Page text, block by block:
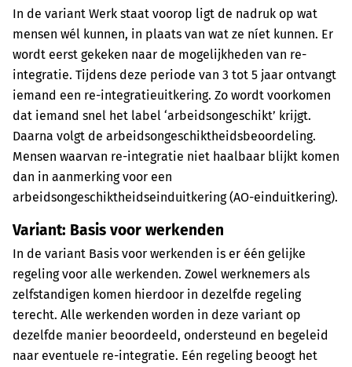
In de variant Werk staat voorop ligt de nadruk op wat
mensen wél kunnen, in plaats van wat ze níet kunnen. Er
wordt eerst gekeken naar de mogelijkheden van re-
integratie. Tijdens deze periode van 3 tot 5 jaar ontvangt
iemand een re-integratieuitkering. Zo wordt voorkomen
dat iemand snel het label ‘arbeidsongeschikt’ krijgt.
Daarna volgt de arbeidsongeschiktheidsbeoordeling.
Mensen waarvan re-integratie niet haalbaar blijkt komen
dan in aanmerking voor een
arbeidsongeschiktheidseinduitkering (AO-einduitkering).
Variant: Basis voor werkenden
In de variant Basis voor werkenden is er één gelijke
regeling voor alle werkenden. Zowel werknemers als
zelfstandigen komen hierdoor in dezelfde regeling
terecht. Alle werkenden worden in deze variant op
dezelfde manier beoordeeld, ondersteund en begeleid
naar eventuele re-integratie. Eén regeling beoogt het